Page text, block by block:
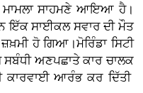
ਮਾਮਲਾ ਸਾਹਮਣੇ ਆਇਆ ਹੈ।
ਇੱਕ ਸਾਈਕਲ ਸਵਾਰ ਦੀ ਮੌਤ
ਹੋ ਗਿਆ।ਮੋਰਿੰਡਾ ਸਿਟੀ
ਅਣਪਛਾਤੇ ਕਾਰ ਚਾਲਕ
ਕਾਰਵਾਈ ਆਰੰਭ ਕਰ ਦਿੱਤੀ